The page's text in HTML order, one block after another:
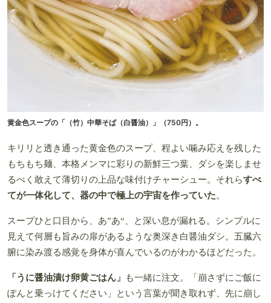
黄金色スープの「（竹）中華そば（白醤油）」（750円）。
キリリと透き通った黄金色のスープ、程よい噛み応えを残した
もちもち麺、本格メンマに彩りの新鮮三つ葉、ダシを楽しませ
るべく敢えて薄切りの上品な味付けチャーシュー。それらすべ
てが一体化して、器の中で極上の宇宙を作っていた。
スープひと口目から、あ”あ“、と深い息が漏れる。シンプルに
見えて何層も旨みの扉があるような奥深き白醤油ダシ。五臓六
腑に染み渡る感覚を身体が喜んでいるのがわかるほどだった。
「うに醤油漬け卵黄ごはん」
も一緒に注文。「崩さずにご飯に
ぽんと乗っけてください」という言葉が聞き取れず、先に崩し